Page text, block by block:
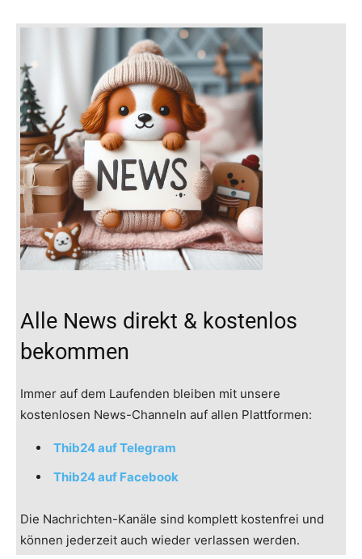
Alle News direkt & kostenlos
bekommen
Immer auf dem Laufenden bleiben mit unsere
kostenlosen News-Channeln auf allen Plattformen:
Thib24 auf Telegram
Thib24 auf Facebook
Die Nachrichten-Kanäle sind komplett kostenfrei und
können jederzeit auch wieder verlassen werden.